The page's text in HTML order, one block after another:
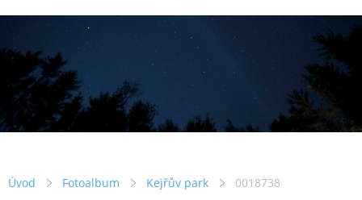
Úvod Fotoalbum Kejřův park 0018738